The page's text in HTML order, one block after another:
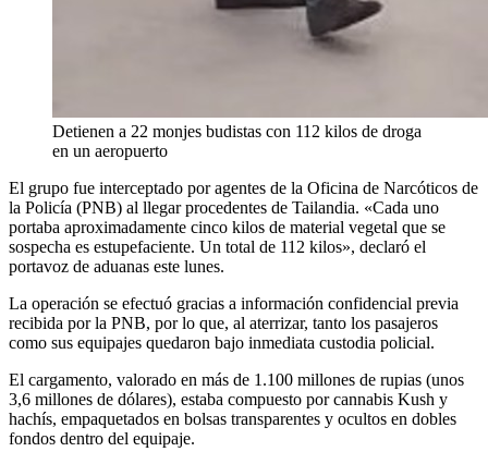
Detienen a 22 monjes budistas con 112 kilos de droga
en un aeropuerto
El grupo fue interceptado por agentes de la Oficina de Narcóticos de
la Policía (PNB) al llegar procedentes de Tailandia. «Cada uno
portaba aproximadamente cinco kilos de material vegetal que se
sospecha es estupefaciente. Un total de 112 kilos», declaró el
portavoz de aduanas este lunes.
La operación se efectuó gracias a información confidencial previa
recibida por la PNB, por lo que, al aterrizar, tanto los pasajeros
como sus equipajes quedaron bajo inmediata custodia policial.
El cargamento, valorado en más de 1.100 millones de rupias (unos
3,6 millones de dólares), estaba compuesto por cannabis Kush y
hachís, empaquetados en bolsas transparentes y ocultos en dobles
fondos dentro del equipaje.